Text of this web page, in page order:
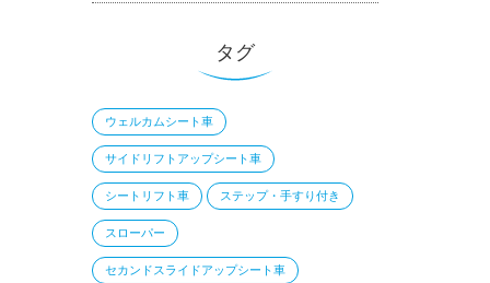
タグ
ウェルカムシート車
サイドリフトアップシート車
シートリフト車 ステップ・手すり付き
スローパー
セカンドスライドアップシート車